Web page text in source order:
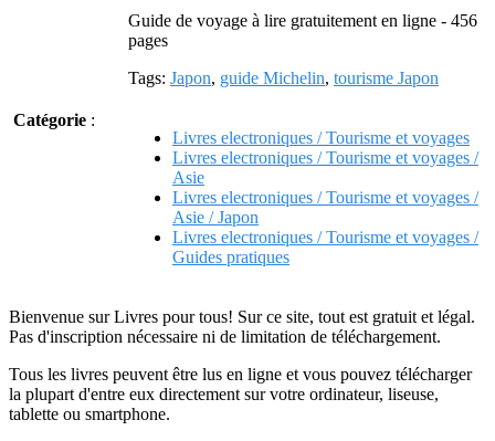
Guide de voyage à lire gratuitement en ligne - 456
pages
Tags: Japon, guide Michelin, tourisme Japon
Catégorie :
Livres electroniques / Tourisme et voyages
Livres electroniques / Tourisme et voyages /
Asie
Livres electroniques / Tourisme et voyages /
Asie / Japon
Livres electroniques / Tourisme et voyages /
Guides pratiques
Bienvenue sur Livres pour tous! Sur ce site, tout est gratuit et légal.
Pas d'inscription nécessaire ni de limitation de téléchargement.
Tous les livres peuvent être lus en ligne et vous pouvez télécharger
la plupart d'entre eux directement sur votre ordinateur, liseuse,
tablette ou smartphone.